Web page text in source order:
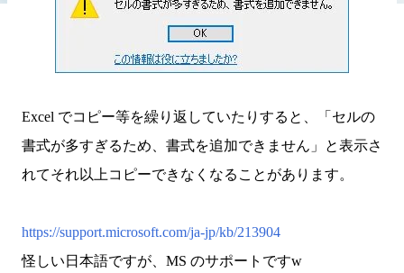
Excel でコピー等を繰り返していたりすると、「セルの
書式が多すぎるため、書式を追加できません」と表示さ
れてそれ以上コピーできなくなることがあります。
https://support.microsoft.com/ja-jp/kb/213904
怪しい日本語ですが、MS のサポートですw